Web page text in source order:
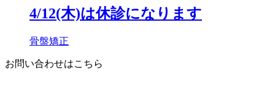
4/12(木)は休診になります
骨盤矯正
お問い合わせはこちら